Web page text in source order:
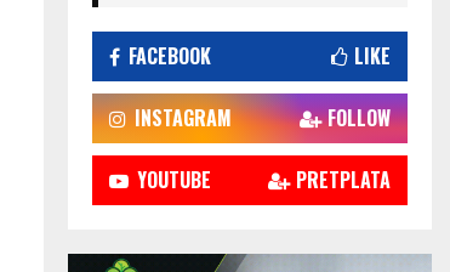
FACEBOOK LIKE
INSTAGRAM FOLLOW
YOUTUBE PRETPLATA